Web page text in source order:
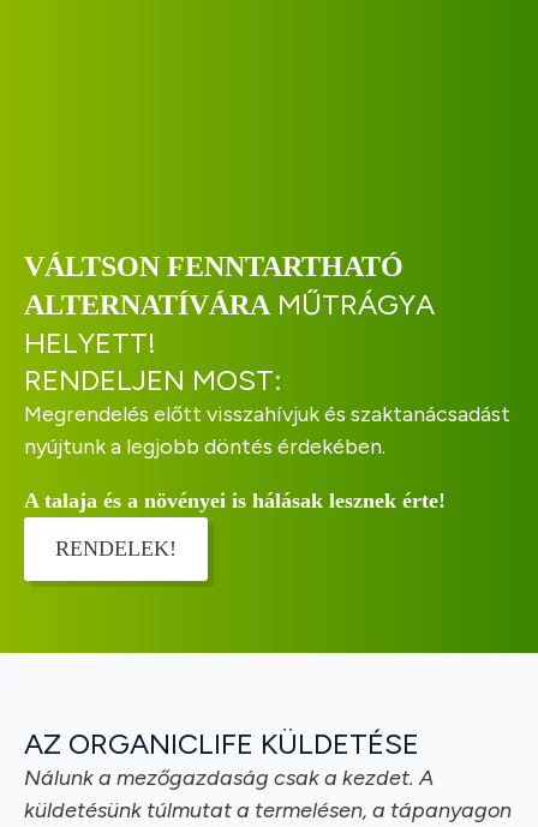
VÁLTSON FENNTARTHATÓ
ALTERNATÍVÁRA MŰTRÁGYA
HELYETT!
RENDELJEN MOST:
Megrendelés előtt visszahívjuk és szaktanácsadást
nyújtunk a legjobb döntés érdekében.
A talaja és a növényei is hálásak lesznek érte!
RENDELEK!
AZ ORGANICLIFE KÜLDETÉSE
Nálunk a mezőgazdaság csak a kezdet. A
küldetésünk túlmutat a termelésen, a tápanyagon